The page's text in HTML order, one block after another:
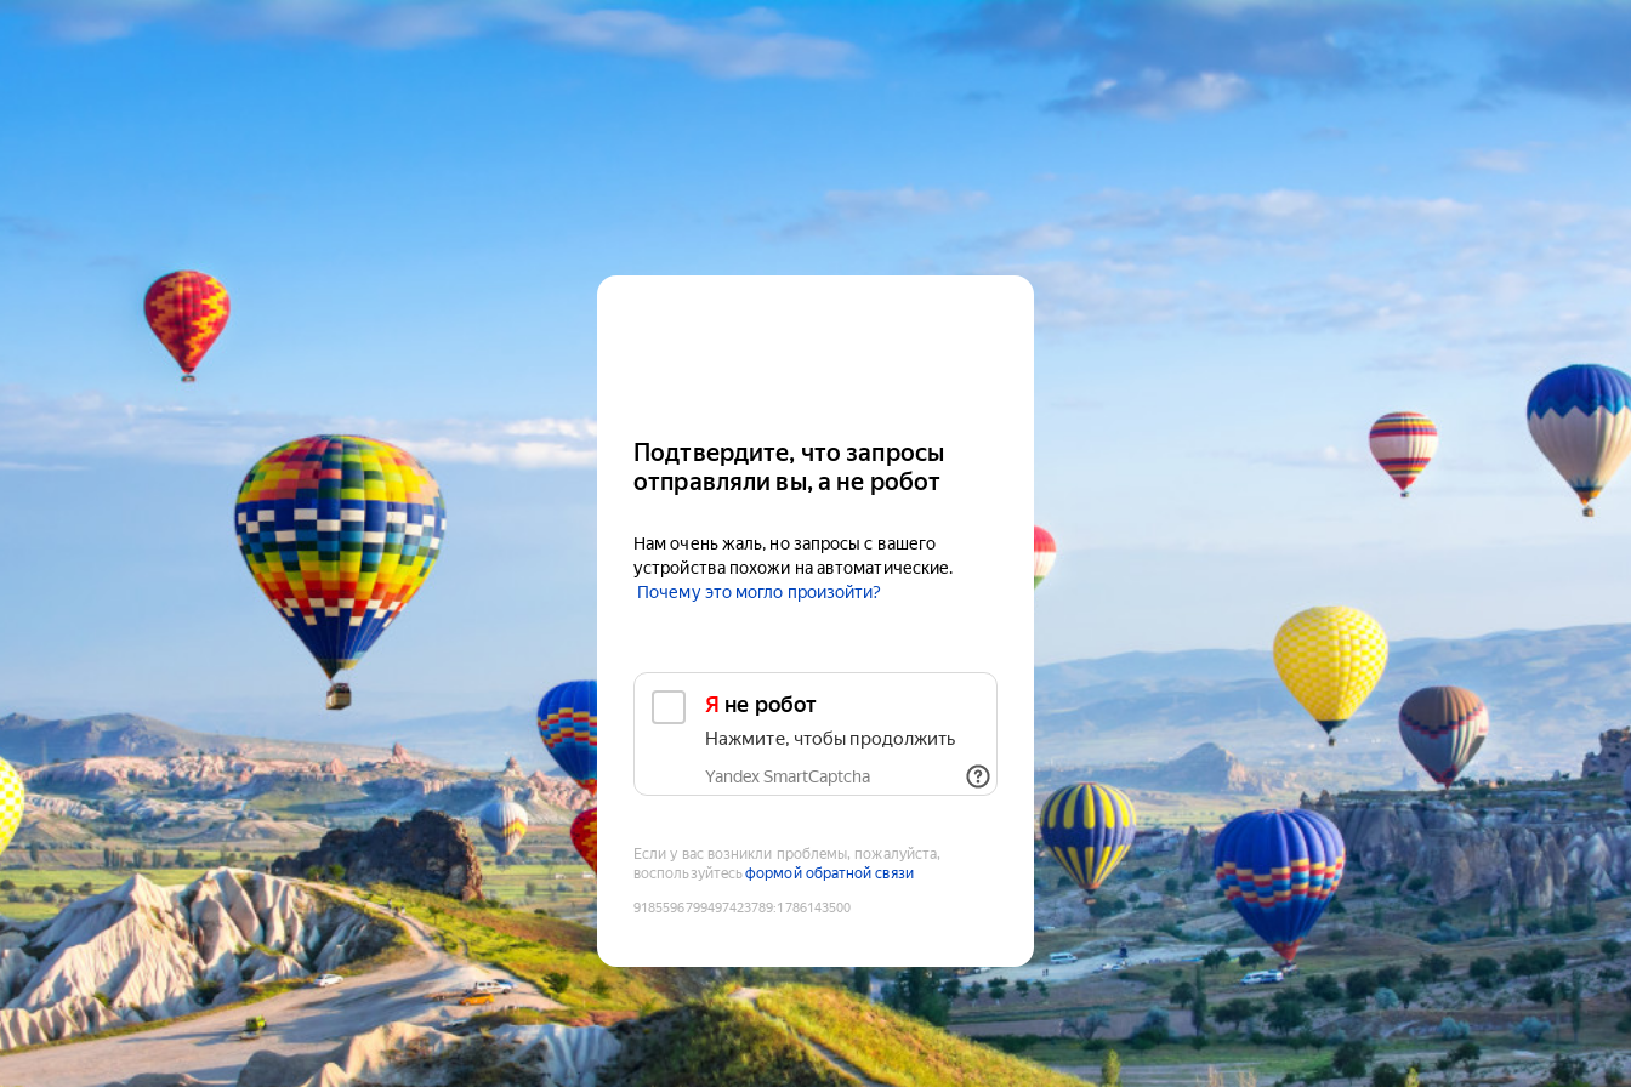
Подтвердите, что запросы
отправляли вы, а не робот
Нам очень жаль, но запросы с вашего
устройства похожи на автоматические.
Почему это могло произойти?
Я не робот
Нажмите, чтобы продолжить
Yandex SmartCaptcha
Если у вас возникли проблемы, пожалуйста,
воспользуйтесьформой обратной связи
9185596799497423789:1786143500